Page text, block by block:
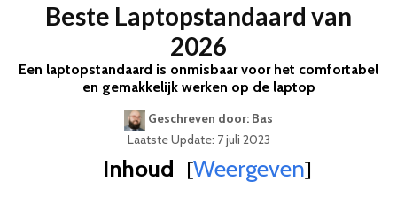
Beste Laptopstandaard van
2026
Een laptopstandaard is onmisbaar voor het comfortabel
en gemakkelijk werken op de laptop
Geschreven door: Bas
Laatste Update: 7 juli 2023
Inhoud [Weergeven]